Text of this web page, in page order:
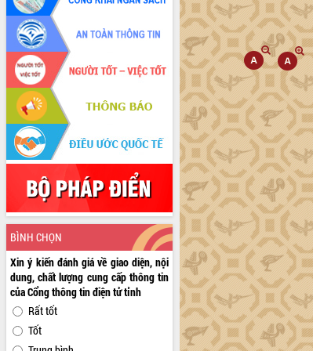
BÌNH CHỌN
Xin ý kiến đánh giá về giao diện, nội
dung, chất lượng cung cấp thông tin
của Cổng thông tin điện tử tỉnh
Rất tốt
Tốt